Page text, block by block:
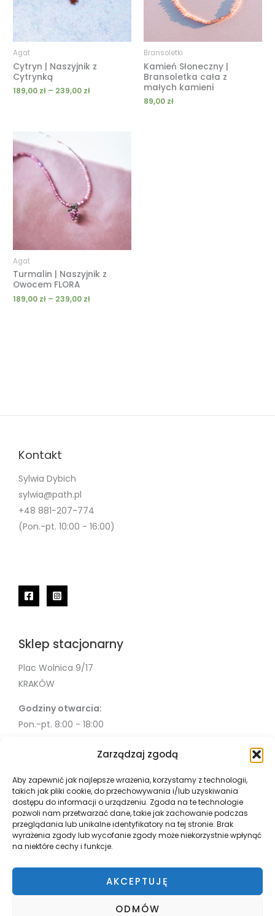
Zarządzaj zgodą
Aby zapewnić jak najlepsze wrażenia, korzystamy z technologii,
takich jak pliki cookie, do przechowywania i/lub uzyskiwania
dostępu do informacji o urządzeniu. Zgoda na te technologie
pozwoli nam przetwarzać dane, takie jak zachowanie podczas
przeglądania lub unikalne identyfikatory na tej stronie. Brak
wyrażenia zgody lub wycofanie zgody może niekorzystnie wpłynąć
na niektóre cechy i funkcje.
AKCEPTUJĘ
ODMÓW
Agat
Cytryn | Naszyjnik z
Cytrynką
189,00 zł – 239,00 zł
Bransoletki
Kamień Słoneczny |
Bransoletka cała z
małych kamieni
89,00 zł
Agat
Turmalin | Naszyjnik z
Owocem FLORA
189,00 zł – 239,00 zł
189,00 zł
do
239,00 zł
Kontakt
Sylwia Dybich
sylwia@path.pl
+48 881-207-774
(Pon.-pt. 10:00 - 16:00)
Sklep stacjonarny
Plac Wolnica 9/17
KRAKÓW
Godziny otwarcia:
Pon.-pt. 8:00 - 18:00
Misja
Współpraca
Polityka Prywatności
Płatnosci i wysyłka